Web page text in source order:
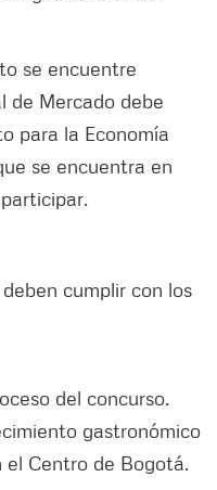
se encuentre
de Mercado debe
para la Economía
se encuentra en
cumplir con los
del concurso.
gastronómico
Centro de Bogotá.